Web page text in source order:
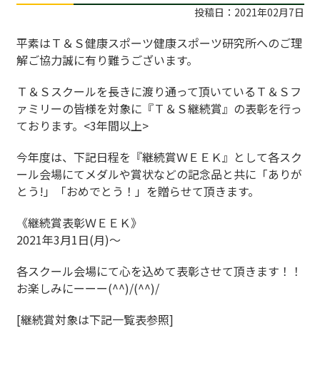
投稿日：2021年02月7日
平素はＴ＆Ｓ健康スポーツ健康スポーツ研究所へのご理
解ご協力誠に有り難うございます。
Ｔ＆Ｓスクールを長きに渡り通って頂いているＴ＆Ｓフ
ァミリーの皆様を対象に『Ｔ＆Ｓ継続賞』の表彰を行っ
ております。<3年間以上>
今年度は、下記日程を『継続賞ＷＥＥＫ』として各スク
ール会場にてメダルや賞状などの記念品と共に「ありが
とう!」「おめでとう！」を贈らせて頂きます。
《継続賞表彰ＷＥＥＫ》
2021年3月1日(月)～
各スクール会場にて心を込めて表彰させて頂きます！！
お楽しみにーーー(^^)/(^^)/
[継続賞対象は下記一覧表参照]